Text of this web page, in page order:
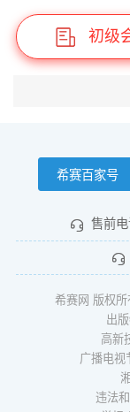
初级
希赛百家号
售前电
希赛网 版权
出
高新
广播电视
违法